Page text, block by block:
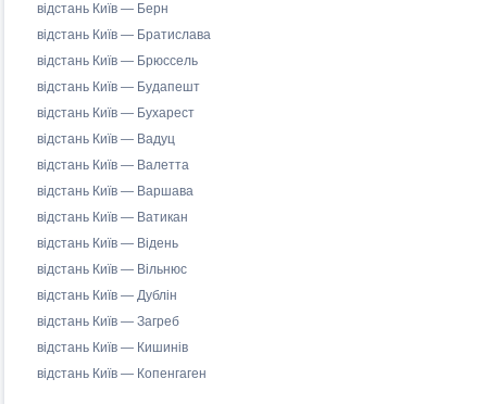
відстань Київ — Берн
відстань Київ — Братислава
відстань Київ — Брюссель
відстань Київ — Будапешт
відстань Київ — Бухарест
відстань Київ — Вадуц
відстань Київ — Валетта
відстань Київ — Варшава
відстань Київ — Ватикан
відстань Київ — Відень
відстань Київ — Вільнюс
відстань Київ — Дублін
відстань Київ — Загреб
відстань Київ — Кишинів
відстань Київ — Копенгаген